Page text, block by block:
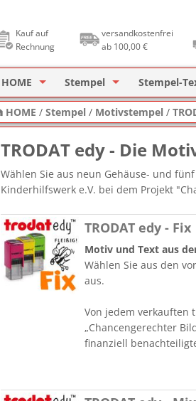
Kauf auf
Rechnung
versandkostenfrei
ab 100,00 €
HOME
Stempel Designer
Stempel
Holzstempel
COLOP
COLOP
TRODAT
TRODAT
Printer Set
Stempel
Datumstempel COLOP
COLOP
TRODAT
TRODAT
Lagerstempel COLOP
PaginierstempelREINER
Ziffernstempel
Motivstempel
TRODAT
Deine Dinge Stempel
Stempel-
für Printer
HOME /Stempel / Motivstempel /
TRODAT edy - Die
Wählen Sie aus neun Gehäuse- und
Kinderhilfswerk e.V. bei dem Projekt
TRODAT edy - Fix
Motiv und Text aus
Wählen Sie aus den
aus.
Von jedem verkauften
„Chancengerechter
finanziell